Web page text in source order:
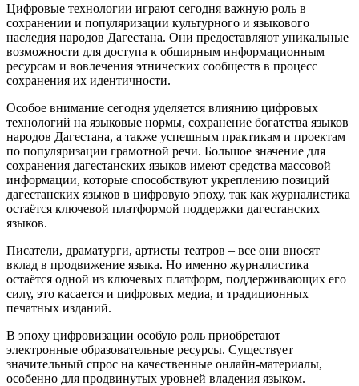
Цифровые технологии играют сегодня важную роль в
сохранении и популяризации культурного и языкового
наследия народов Дагестана. Они предоставляют уникальные
возможности для доступа к обширным информационным
ресурсам и вовлечения этнических сообществ в процесс
сохранения их идентичности.
Особое внимание сегодня уделяется влиянию цифровых
технологий на языковые нормы, сохранение богатства языков
народов Дагестана, а также успешным практикам и проектам
по популяризации грамотной речи. Большое значение для
сохранения дагестанских языков имеют средства массовой
информации, которые способствуют укреплению позиций
дагестанских языков в цифровую эпоху, так как журналистика
остаётся ключевой платформой поддержки дагестанских
языков.
Писатели, драматурги, артисты театров – все они вносят
вклад в продвижение языка. Но именно журналистика
остаётся одной из ключевых платформ, поддерживающих его
силу, это касается и цифровых медиа, и традиционных
печатных изданий.
В эпоху цифровизации особую роль приобретают
электронные образовательные ресурсы. Существует
значительный спрос на качественные онлайн-материалы,
особенно для продвинутых уровней владения языком.